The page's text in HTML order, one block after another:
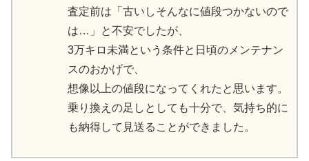
査定前は「古いしそんなに値段つかないので
は…」と不安でしたが、
3万キロ未満という条件と日頃のメンテナン
スのおかげで、
想像以上の値段になってくれたと思います。
乗り換えの足しとしても十分で、気持ち的に
も納得して見送ることができました。